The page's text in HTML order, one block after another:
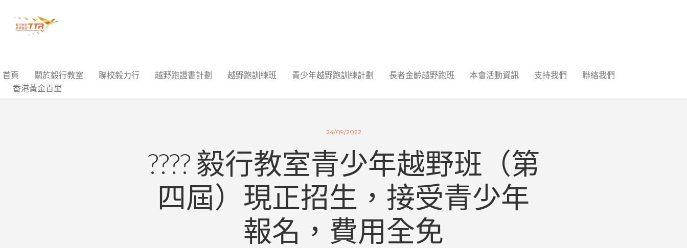
首頁 關於毅行教室 聯校毅力行 越野跑證書計劃 越野跑訓練班 青少年越野跑訓練計劃 長者金齡越野跑班 本會活動資訊 支持我們
聯絡我們
香港黃金百里
24/09/2022
???? 毅行教室青少年越野班（第
四屆）現正招生，接受青少年
報名，費用全免